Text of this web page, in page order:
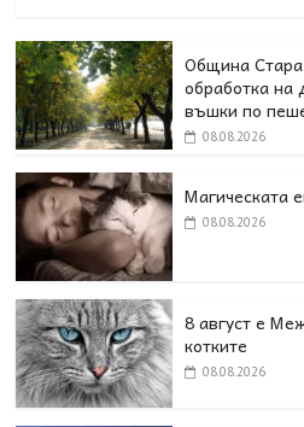
Община
обработка на
въшки по
08.08.2026
Магическата
08.08.2026
8 август е
котките
08.08.2026